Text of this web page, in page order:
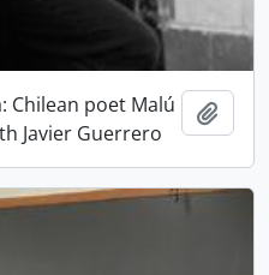
Chilean poet Malú
Javier Guerrero